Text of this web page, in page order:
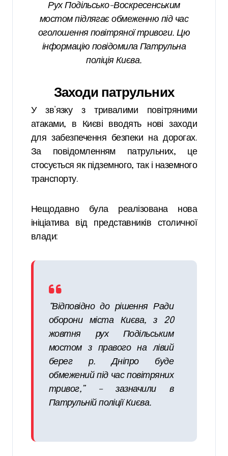
Рух Подільсько-Воскресенським
мостом підлягає обмеженню під час
оголошення повітряної тривоги. Цю
інформацію повідомила Патрульна
поліція Києва.
Заходи патрульних
У зв’язку з тривалими повітряними
атаками, в Києві вводять нові заходи
для забезпечення безпеки на дорогах.
За повідомленням патрульних, це
стосується як підземного, так і наземного
транспорту.
Нещодавно була реалізована нова
ініціатива від представників столичної
влади:
“Відповідно до рішення Ради
оборони міста Києва, з 20
жовтня рух Подільським
мостом з правого на лівий
берег р. Дніпро буде
обмежений під час повітряних
тривог,” – зазначили в
Патрульній поліції Києва.